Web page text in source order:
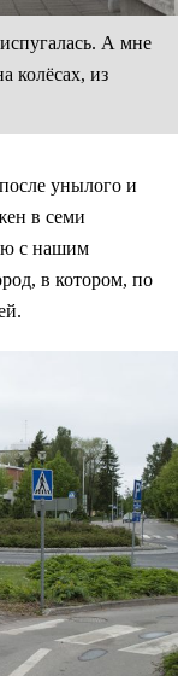
А мне
колёсах, из
унылого и
в семи
с нашим
в котором, по